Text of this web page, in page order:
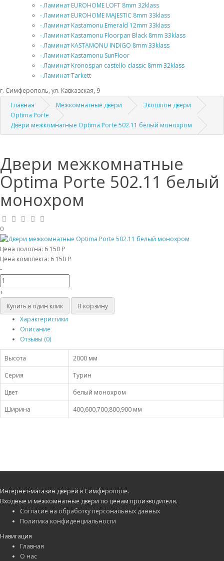
- Ламинат EUROHOME LOFT 8mm 32klass
- Ламинат EUROHOME MAJESTIC 8mm 33klass
- Ламинат Kastamonu Emerald 12mm 33klass
- Ламинат Kastamonu Floorpan Black 8mm 33klass
- Ламинат KASTAMONU INDIGO 8mm 33klass
- Ламинат Kastamonu SunFloor
- Ламинат Kronospan castello classic 8mm 32klass
- Ламинат Tarkett
г. Симферополь, ул. Кавказская, 9
Главная
Межкомнатные двери
Экошпон двери
Optima Porte
Двери межкомнатные Optima Porte 502.11 белый монохром
Двери межкомнатные
Optima Porte 502.11 белый
монохром
0
Цена полотна: 6 150 ₽
Цена комплекта: 6 150 ₽
-
+
Купить в один клик
В корзину
Характеристики
Описание
Отзывы (0)
Высота
2000 мм
Серия
Турин
Цвет
белый монохром
Ширина
400,600,700,800,900 мм
Интернет-магазин дверей в Симферополе.
Входные и межкомнатные двери по ценам производителя.
Согласие на обработку персональных данных
Политика конфиденциальности
Навигация
Главная
О нас